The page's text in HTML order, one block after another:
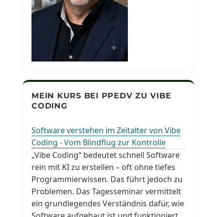
MEIN KURS BEI PPEDV ZU VIBE
CODING
Software verstehen im Zeitalter von Vibe
Coding - Vom Blindflug zur Kontrolle
„Vibe Coding“ bedeutet schnell Software
rein mit KI zu erstellen – oft ohne tiefes
Programmierwissen. Das führt jedoch zu
Problemen. Das Tagesseminar vermittelt
ein grundlegendes Verständnis dafür, wie